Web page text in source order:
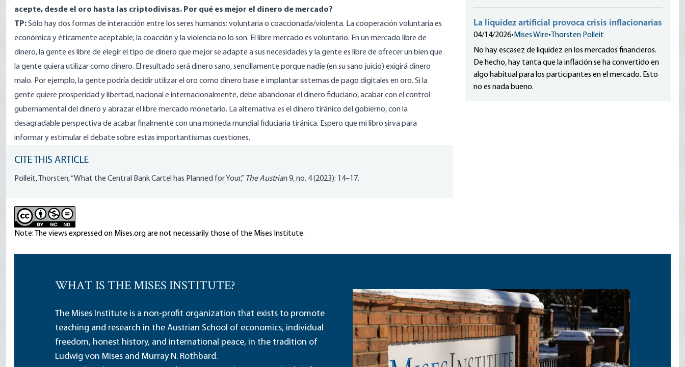
acepte, desde el oro hasta las criptodivisas. Por qué es mejor el dinero de mercado?
TP:Sólo hay dos formas de interacción entre los seres humanos: voluntaria o coaccionada/violenta. La cooperación voluntaria es
económica y éticamente aceptable; la coacción y la violencia no lo son. El libre mercado es voluntario. En un mercado libre de
dinero, la gente es libre de elegir el tipo de dinero que mejor se adapte a sus necesidades y la gente es libre de ofrecer un bien que
la gente quiera utilizar como dinero. El resultado será dinero sano, sencillamente porque nadie (en su sano juicio) exigirá dinero
malo. Por ejemplo, la gente podría decidir utilizar el oro como dinero base e implantar sistemas de pago digitales en oro. Si la
gente quiere prosperidad y libertad, nacional e internacionalmente, debe abandonar el dinero fiduciario, acabar con el control
gubernamental del dinero y abrazar el libre mercado monetario. La alternativa es el dinero tiránico del gobierno, con la
desagradable perspectiva de acabar finalmente con una moneda mundial fiduciaria tiránica. Espero que mi libro sirva para
informar y estimular el debate sobre estas importantísimas cuestiones.
CITE THIS ARTICLE
Polleit, Thorsten, “What the Central Bank Cartel has Planned for Your,” The Austrian 9, no. 4 (2023): 14–17.
Note: The views expressed on Mises.org are not necessarily those of the Mises Institute.
La liquidez artificial provoca crisis inflacionarias
04/14/2026• Mises Wire• Thorsten Polleit
No hay escasez de liquidez en los mercados financieros.
De hecho, hay tanta que la inflación se ha convertido en
algo habitual para los participantes en el mercado. Esto
no es nada bueno.
WHAT IS THE MISES INSTITUTE?
The Mises Institute is a non-profit organization that exists to promote
teaching and research in the Austrian School of economics, individual
freedom, honest history, and international peace, in the tradition of
Ludwig von Mises and Murray N. Rothbard.